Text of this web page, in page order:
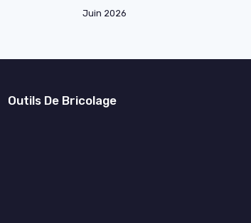
Juin 2026
Outils De Bricolage